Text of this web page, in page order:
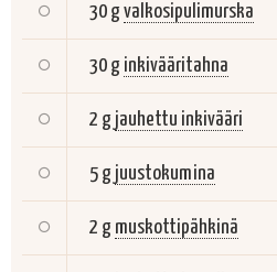
30 gvalkosipulimurska
30 g inkivääritahna
2 g jauhettu inkivääri
5 g juustokumina
2 g muskottipähkinä